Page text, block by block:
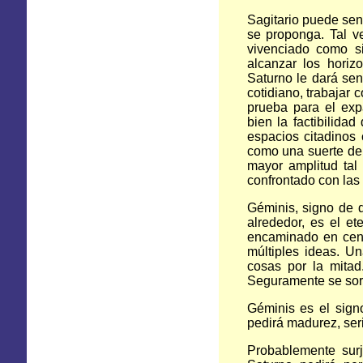
Sagitario puede
se proponga. Tal
vivenciado como
alcanzar los
Saturno le dará
cotidiano, trabajar
prueba para el
bien la factibilidad
espacios
como una suerte
mayor amplitud
confrontado con
Géminis, signo de
alrededor, es el
encaminado en
múltiples ideas.
cosas por la
Seguramente se
Géminis es el
pedirá madurez,
Probablemente